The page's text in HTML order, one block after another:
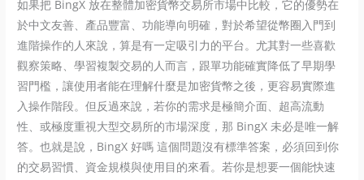
如果把 BingX 放在整體加密貨幣交易所市場中比較，它的優勢在
於中文友善、產品豐富、功能導向明確，對於希望從幣圈入門到
進階操作的人來說，算是有一定吸引力的平台。尤其對一些喜歡
觀察策略、學習複製交易的人而言，跟單功能確實降低了早期學
習門檻，讓使用者能在理解什麼是加密貨幣之後，更容易實際進
入操作階段。但反過來說，若你的需求是極簡介面、超高流動
性、或極度重視大型交易所的市場深度，那 BingX 未必是唯一解
答。也就是說，BingX 好嗎 這個問題沒有標準答案，必須回到你
的交易習慣、資金規模與使用目的來看。若你是想要一個能快速